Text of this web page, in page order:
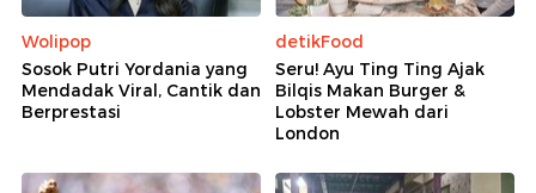
Wolipop
Sosok Putri Yordania yang
Mendadak Viral, Cantik dan
Berprestasi
detikFood
Seru! Ayu Ting Ting Ajak
Bilqis Makan Burger &
Lobster Mewah dari
London